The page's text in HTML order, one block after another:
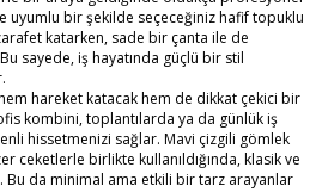
uyumlu bir şekilde seçeceğiniz hafif topuklu
katarken, sade bir çanta ile de
Bu sayede, iş hayatında güçlü bir stil
hareket katacak hem de dikkat çekici bir
kombini, toplantılarda ya da günlük iş
hissetmenizi sağlar. Mavi çizgili gömlek
ceketlerle birlikte kullanıldığında, klasik ve
Bu da minimal ama etkili bir tarz arayanlar